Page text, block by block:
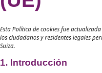
(UE)
Esta Política de cookies fue
los ciudadanos y residentes
Suiza.